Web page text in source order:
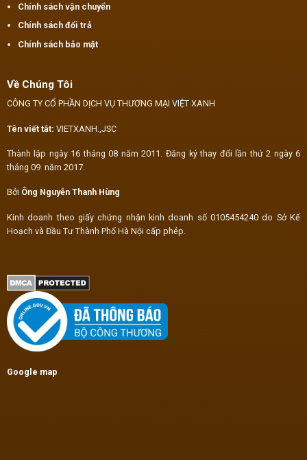
Chính sách vận chuyển
Chính sách đổi trả
Chính sách bảo mật
Về Chúng Tôi
CÔNG TY CỔ PHẦN DỊCH VỤ THƯƠNG MẠI VIỆT XANH
Tên viết tắt: VIETXANH.,JSC
Thành lập ngày 16 tháng 08 năm 2011. Đăng ký thay đổi lần thứ 2 ngày 6
tháng 09 năm 2017.
Bởi Ông Nguyễn Thanh Hùng
Kinh doanh theo giấy chứng nhận kinh doanh số 0105454240 do Sở Kế
Hoạch và Đầu Tư Thành Phố Hà Nội cấp phép.
Google map